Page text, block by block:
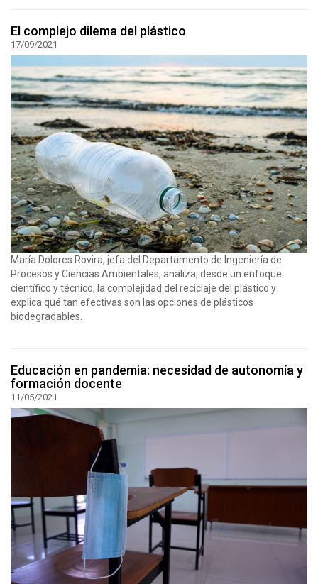
El complejo dilema del plástico
17/09/2021
María Dolores Rovira, jefa del Departamento de Ingeniería de
Procesos y Ciencias Ambientales, analiza, desde un enfoque
científico y técnico, la complejidad del reciclaje del plástico y
explica qué tan efectivas son las opciones de plásticos
biodegradables.
Educación en pandemia: necesidad de autonomía y
formación docente
11/05/2021